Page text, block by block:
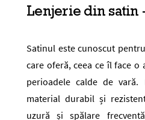
Lenjerie din satin
Satinul este cunoscut
care oferă, ceea ce îl face
perioadele calde de vară.
material durabil și
uzură și spălare